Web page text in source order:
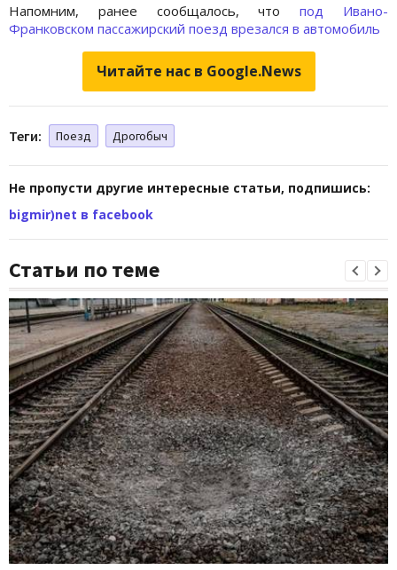
Напомним, ранее сообщалось, чтопод Ивано-
Франковском пассажирский поезд врезался в автомобиль
Читайте нас в Google.News
Теги: Поезд Дрогобыч
Не пропусти другие интересные статьи, подпишись:
bigmir)net в facebook
Статьи по теме